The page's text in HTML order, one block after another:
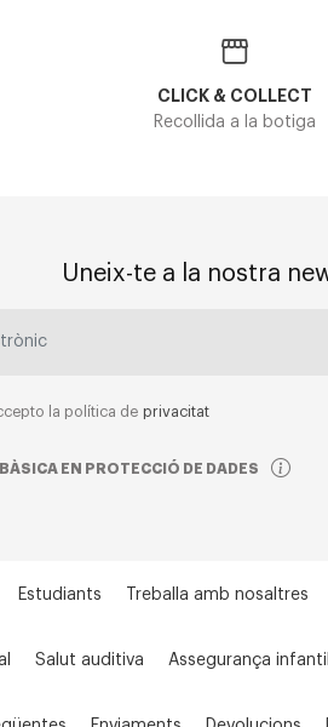
CLICK & COLLECT
Recollida a la botiga
Uneix-te a la nostra
la política de privacitat
EN PROTECCIÓ DE DADES
Estudiants Treballa amb nosaltres
Salut auditiva Assegurança infantil